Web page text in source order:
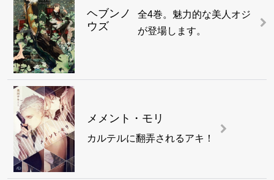
ヘブンノ
ウズ
全4巻。魅力的な美人オジ
が登場します。
メメント・モリ
カルテルに翻弄されるアキ！